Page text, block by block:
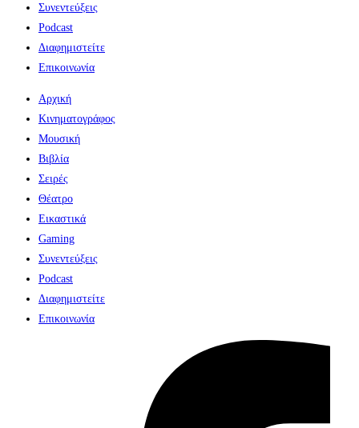
Συνεντεύξεις
Podcast
Διαφημιστείτε
Επικοινωνία
Αρχική
Κινηματογράφος
Μουσική
Βιβλία
Σειρές
Θέατρο
Εικαστικά
Gaming
Συνεντεύξεις
Podcast
Διαφημιστείτε
Επικοινωνία